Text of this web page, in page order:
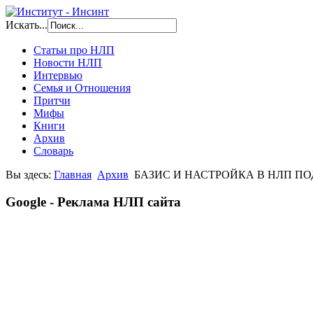
Искать...
Статьи про НЛП
Новости НЛП
Интервью
Семья и Отношения
Притчи
Мифы
Книги
Архив
Словарь
Вы здесь: Главная Архив БАЗИС И НАСТРОЙКА В НЛП
Google - Реклама НЛП сайта